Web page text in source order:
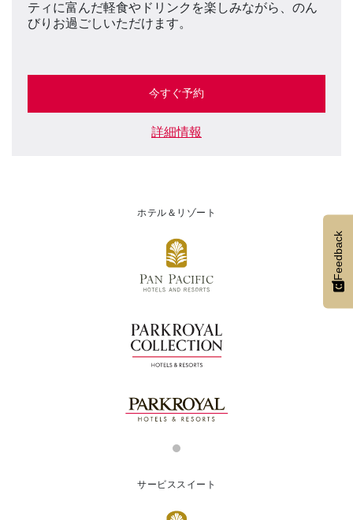
ティに富んだ軽食やドリンクを楽しみながら、のん
びりお過ごしいただけます。
今すぐ予約
詳細情報
ホテル＆リゾート
サービススイート
Feedback